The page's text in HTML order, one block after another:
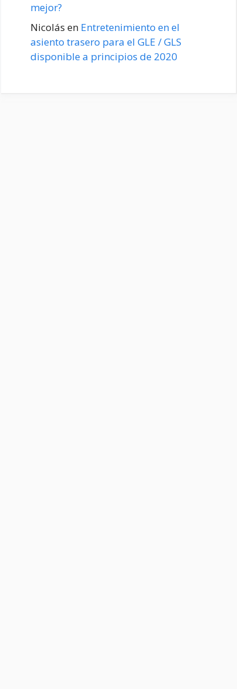
mejor?
Nicolás en Entretenimiento en el
asiento trasero para el GLE / GLS
disponible a principios de 2020